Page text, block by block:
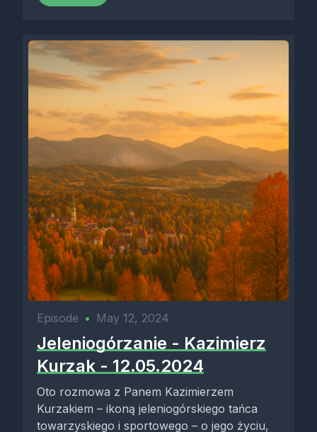
Episode • May 12, 2024
Jeleniogórzanie - Kazimierz
Kurzak - 12.05.2024
Oto rozmowa z Panem Kazimierzem
Kurzakiem – ikoną jeleniogórskiego tańca
towarzyskiego i sportowego – o jego życiu,